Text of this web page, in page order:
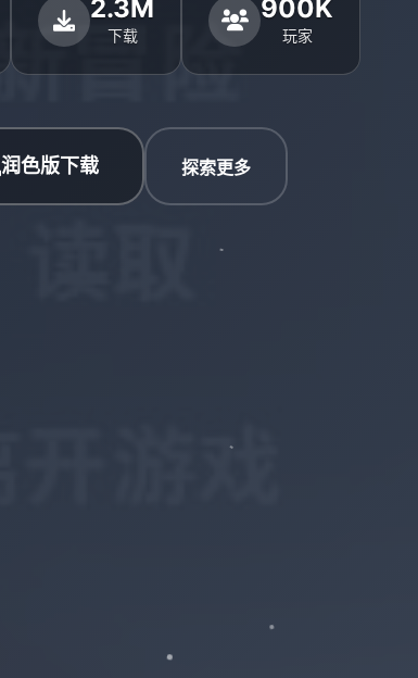
2.3M
下载
900K
玩家
润色版下载 探索更多